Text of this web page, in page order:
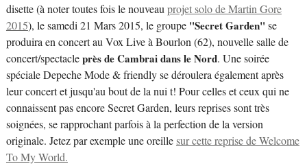
disette (à noter toutes fois le nouveauprojet solo de Martin Gore
2015), le samedi 21 Mars 2015, le groupe "Secret Garden" se
produira en concert au Vox Live à Bourlon (62), nouvelle salle de
concert/spectacleprès de Cambrai dans le Nord. Une soirée
spéciale Depeche Mode & friendly se déroulera également après
leur concert et jusqu'au bout de la nui t! Pour celles et ceux qui ne
connaissent pas encore Secret Garden, leurs reprises sont très
soignées, se rapprochant parfois à la perfection de la version
originale. Jetez par exemple une oreillesur cette reprise de Welcome
To My World.